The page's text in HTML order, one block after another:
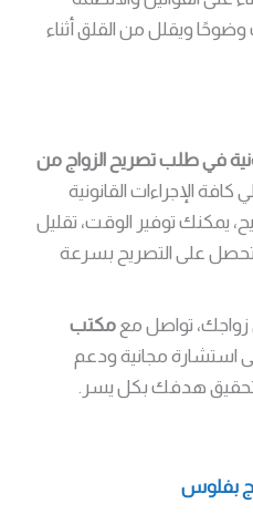
ويقلل من القلق أثناء
في طلب تصريح الزواج من
الإجراءات القانونية
يمكنك توفير الوقت، تقليل
تحصل على التصريح بسرعة
زواجك، تواصل معمكتب
استشارة مجانية ودعم
هدفك بكل يسر.
بفلوس